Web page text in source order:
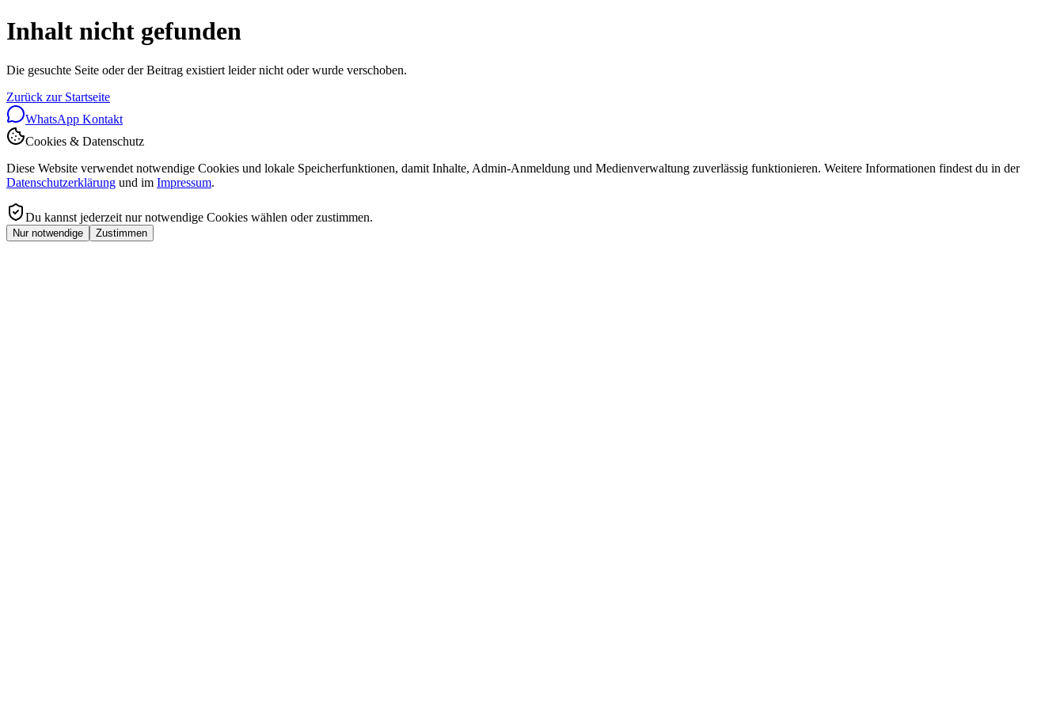
Inhalt nicht gefunden
Die gesuchte Seite oder der Beitrag existiert leider nicht oder wurde verschoben.
Zurück zur Startseite
WhatsApp Kontakt
Cookies & Datenschutz
Diese Website verwendet notwendige Cookies und lokale Speicherfunktionen, damit Inhalte, Admin-Anmeldung und Medienverwaltung zuverlässig funktionieren. Weitere Informationen findest du in der
Datenschutzerklärung und im Impressum.
Du kannst jederzeit nur notwendige Cookies wählen oder zustimmen.
Nur notwendige Zustimmen